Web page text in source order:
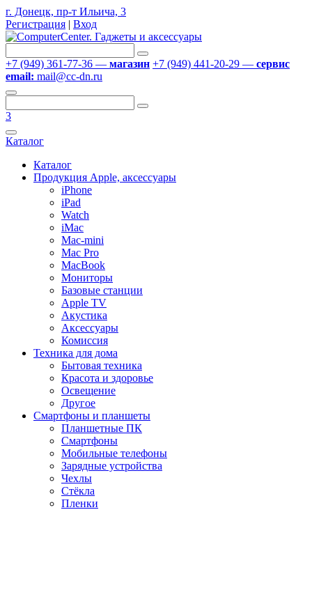
г. Донецк, пр-т Ильича, 3
Регистрация | Вход
+7 (949) 361-77-36 — магазин +7 (949) 441-20-29 — сервис
email: mail@cc-dn.ru
3
Каталог
Каталог
Продукция Apple, аксессуары
iPhone
iPad
Watch
iMac
Mac-mini
Mac Pro
MacBook
Мониторы
Базовые станции
Apple TV
Акустика
Аксессуары
Комиссия
Техника для дома
Бытовая техника
Красота и здоровье
Освещение
Другое
Смартфоны и планшеты
Планшетные ПК
Смартфоны
Мобильные телефоны
Зарядные устройства
Чехлы
Стёкла
Пленки